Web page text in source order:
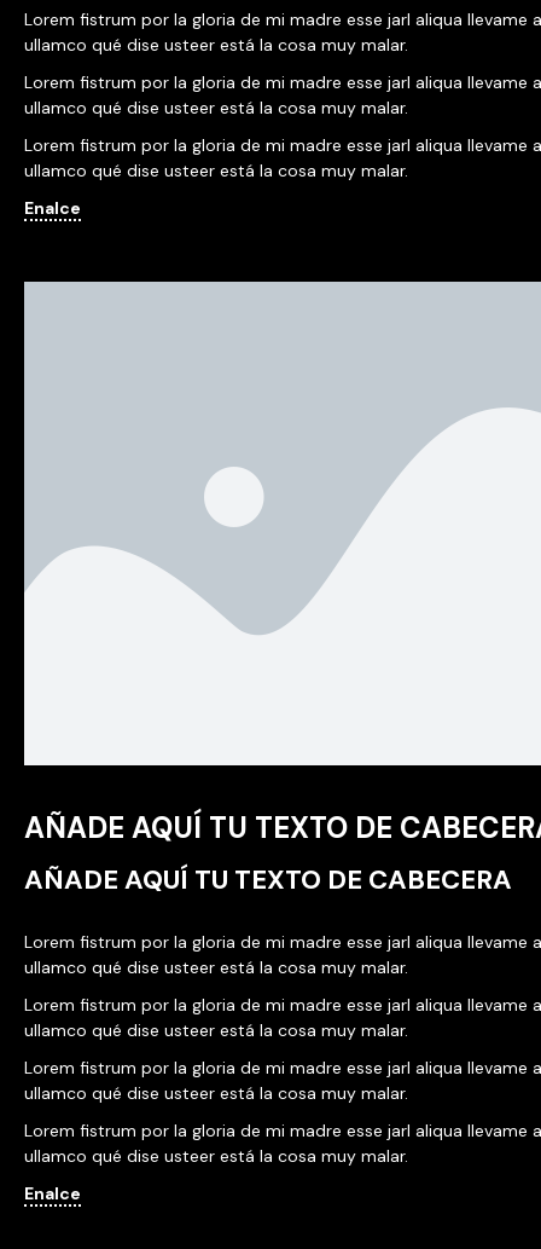
Lorem fistrum por la gloria de mi madre esse jarl aliqua llevame
ullamco qué dise usteer está la cosa muy malar.
Lorem fistrum por la gloria de mi madre esse jarl aliqua llevame
ullamco qué dise usteer está la cosa muy malar.
Lorem fistrum por la gloria de mi madre esse jarl aliqua llevame
ullamco qué dise usteer está la cosa muy malar.
Enalce
AÑADE AQUÍ TU TEXTO DE
AÑADE AQUÍ TU TEXTO DE CABECERA
Lorem fistrum por la gloria de mi madre esse jarl aliqua llevame
ullamco qué dise usteer está la cosa muy malar.
Lorem fistrum por la gloria de mi madre esse jarl aliqua llevame
ullamco qué dise usteer está la cosa muy malar.
Lorem fistrum por la gloria de mi madre esse jarl aliqua llevame
ullamco qué dise usteer está la cosa muy malar.
Lorem fistrum por la gloria de mi madre esse jarl aliqua llevame
ullamco qué dise usteer está la cosa muy malar.
Enalce